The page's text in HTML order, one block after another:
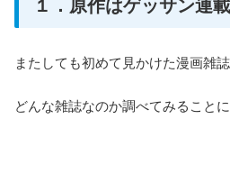
１．原作はゲッサン連
またしても初めて見かけた漫画雑
どんな雑誌なのか調べてみることに